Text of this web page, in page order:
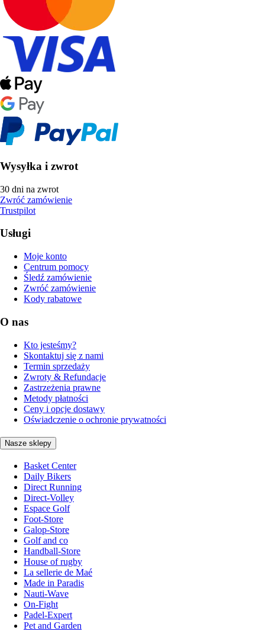
Wysyłka i zwrot
30 dni na zwrot
Zwróć zamówienie
Trustpilot
Usługi
Moje konto
Centrum pomocy
Śledź zamówienie
Zwróć zamówienie
Kody rabatowe
O nas
Kto jesteśmy?
Skontaktuj się z nami
Termin sprzedaży
Zwroty & Refundacje
Zastrzeżenia prawne
Metody płatności
Ceny i opcje dostawy
Oświadczenie o ochronie prywatności
Nasze sklepy
Basket Center
Daily Bikers
Direct Running
Direct-Volley
Espace Golf
Foot-Store
Galop-Store
Golf and co
Handball-Store
House of rugby
La sellerie de Maé
Made in Paradis
Nauti-Wave
On-Fight
Padel-Expert
Pet and Garden